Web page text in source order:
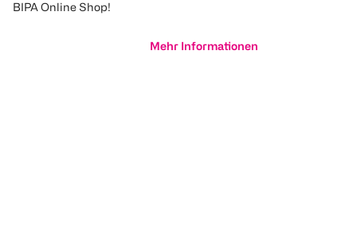
BIPA Online Shop!
Mehr Informationen